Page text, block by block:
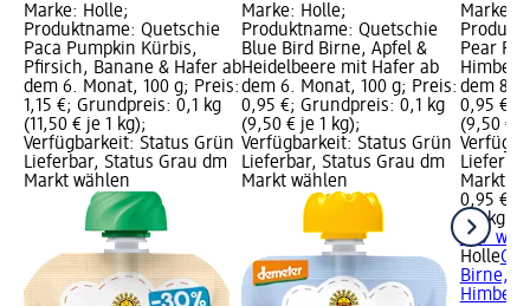
Marke: Holle;
Produktname: Quetschie
Paca Pumpkin Kürbis,
Pfirsich, Banane & Hafer ab
dem 6. Monat, 100 g; Preis:
1,15 €; Grundpreis: 0,1 kg
(11,50 € je 1 kg);
Verfügbarkeit: Status Grün
Lieferbar, Status Grau dm
Markt wählen
Marke: Holle;
Produktname: Quetschie
Blue Bird Birne, Apfel &
Heidelbeere mit Hafer ab
dem 6. Monat, 100 g; Preis:
0,95 €; Grundpreis: 0,1 kg
(9,50 € je 1 kg);
Verfügbarkeit: Status Grün
Lieferbar, Status Grau dm
Markt wählen
Marke:
Pear
dem 8.
0,95 €;
(9,50 €
Markt
0,95 €
0,1 kg
+ 17
Holle
Birne,